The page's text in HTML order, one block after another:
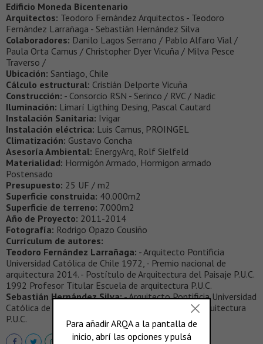
Edificio Moneda Bicentenario
Arquitectos: Teodoro Fernández Arquitectos - Teodoro
Fernández Larrañaga - Sebastián Hernández Silva
Colaboradores: Danilo Lagos Serrano / Pablo Alfaro Vial /
Paula Orta Camus / Christopher Dyer Vicuña / Milva Pesce
Traverso /
Ubicación: Santiago, Chile
Cálculo estructural: Cristián Delporte Vicuña
Construcción: - Consorcio RSN - Serinco / RVC / Nadic
Iluminación: Limarí Ligthing Desing, Pascal Cautard
Instalación Sanitaria: Ivigar
Instalación eléctrica: Luis Camus, PROINGEL
Climatización: Gustavo Concha
Asesoría Ambiental: EnergyArq, Rolf Sielfeld
Materialidad: Hormigón Armado, Hormigon armado
Postensado
Presupuesto: 25 UF / m2
Superficie construida: 40.000m2
Superficie de terreno: 7.000m2
Año de Proyecto: 2011-2014
Fotografía: Rodrigo Opazo Cousiño
Currículum de autores:
Teodoro Fernández Larrañaga: - Arquitecto Pontificia
Universidad Católica de Chile 1972, - Premio nacional de
arquitectura 2014. - Postítulo de Arquitectura del Paisaje P.U.C.
1992 Profesor Titular Escuela de arquitectura P.U.C.
Sebastián Hernández Silva:- Arquitecto Pontificia Universidad
Católica de Chile 1996 - Profesor Taller Escuela Arquitectura
P.U.C.